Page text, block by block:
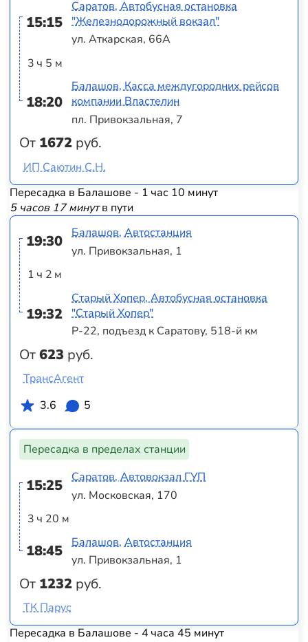
15:15
3 ч 5 м
18:20
От 1672 руб.
Саратов, Автобусная остановка
"Железнодорожный вокзал"
ул. Аткарская, 66А
Балашов, Касса междугородних рейсов
компании Властелин
пл. Привокзальная, 7
ИП Саютин С.Н.
Пересадка в Балашове - 1 час 10 минут
5 часов 17 минутв пути
19:30
1 ч 2 м
19:32
От623 руб.
Балашов, Автостанция
ул. Привокзальная, 1
Старый Хопер, Автобусная остановка
"Старый Хопер"
Р-22, подъезд к Саратову, 518-й км
ТрансАгент
3.6
5
Пересадка в пределах станции
15:25
3 ч 20 м
18:45
От 1232 руб.
Саратов, Автовокзал ГУП
ул. Московская, 170
Балашов, Автостанция
ул. Привокзальная, 1
ТК Парус
Пересадка в Балашове - 4 часа 45 минут